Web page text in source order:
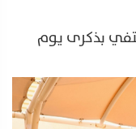
بذكرى يوم